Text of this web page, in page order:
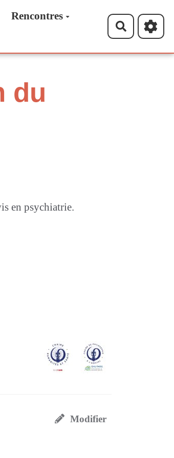
Rencontres
du
en psychiatrie.
Modifier